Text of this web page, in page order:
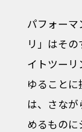
パフォーマ
リ」はそ
イトツーリ
ゆること
は、さな
めるものに